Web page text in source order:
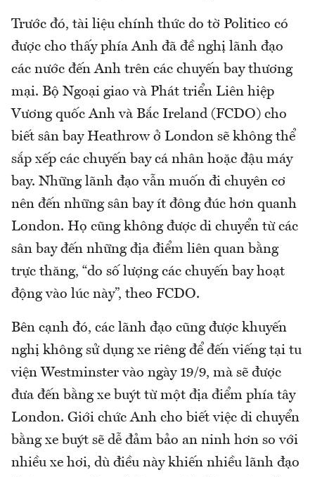
Trước đó, tài liệu chính thức do tờ Politico có
được cho thấy phía Anh đã đề nghị lãnh đạo
các nước đến Anh trên các chuyến bay thương
mại. Bộ Ngoại giao và Phát triển Liên hiệp
Vương quốc Anh và Bắc Ireland (FCDO) cho
biết sân bay Heathrow ở London sẽ không thể
sắp xếp các chuyến bay cá nhân hoặc đậu máy
bay. Những lãnh đạo vẫn muốn đi chuyên cơ
nên đến những sân bay ít đông đúc hơn quanh
London. Họ cũng không được di chuyển từ các
sân bay đến những địa điểm liên quan bằng
trực thăng, “do số lượng các chuyến bay hoạt
động vào lúc này”, theo FCDO.
Bên cạnh đó, các lãnh đạo cũng được khuyến
nghị không sử dụng xe riêng để đến viếng tại tu
viện Westminster vào ngày 19/9, mà sẽ được
đưa đến bằng xe buýt từ một địa điểm phía tây
London. Giới chức Anh cho biết việc di chuyển
bằng xe buýt sẽ dễ đảm bảo an ninh hơn so với
nhiều xe hơi, dù điều này khiến nhiều lãnh đạo